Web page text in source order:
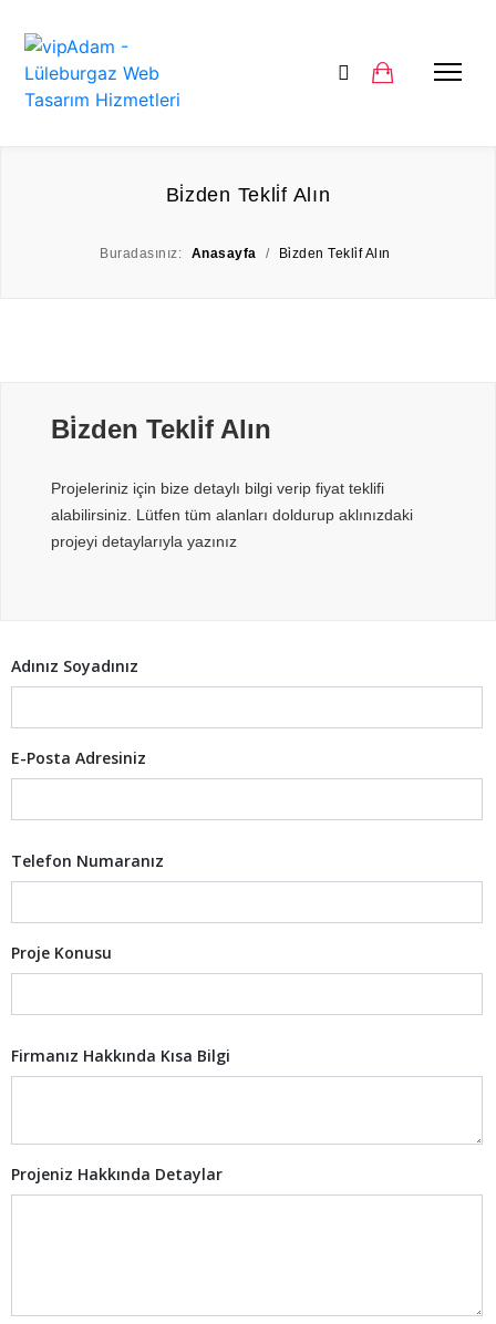
Bi̇zden Tekli̇f Alın
Buradasınız: Anasayfa / Bi̇zden Tekli̇f Alın
Bi̇zden Tekli̇f Alın
Projeleriniz için bize detaylı bilgi verip fiyat teklifi
alabilirsiniz. Lütfen tüm alanları doldurup aklınızdaki
projeyi detaylarıyla yazınız
Adınız Soyadınız
E-Posta Adresiniz
Telefon Numaranız
Proje Konusu
Firmanız Hakkında Kısa Bilgi
Projeniz Hakkında Detaylar